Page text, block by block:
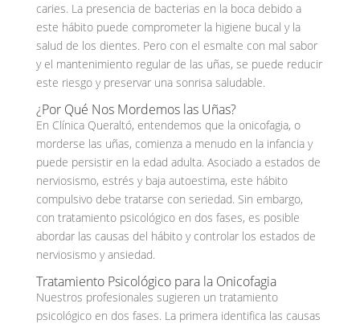
caries. La presencia de bacterias en la boca debido a
este hábito puede comprometer la higiene bucal y la
salud de los dientes. Pero con el esmalte con mal sabor
y el mantenimiento regular de las uñas, se puede reducir
este riesgo y preservar una sonrisa saludable.
¿Por Qué Nos Mordemos las Uñas?
En Clínica Queraltó, entendemos que la onicofagia, o
morderse las uñas, comienza a menudo en la infancia y
puede persistir en la edad adulta. Asociado a estados de
nerviosismo, estrés y baja autoestima, este hábito
compulsivo debe tratarse con seriedad. Sin embargo,
con tratamiento psicológico en dos fases, es posible
abordar las causas del hábito y controlar los estados de
nerviosismo y ansiedad.
Tratamiento Psicológico para la Onicofagia
Nuestros profesionales sugieren un tratamiento
psicológico en dos fases. La primera identifica las causas